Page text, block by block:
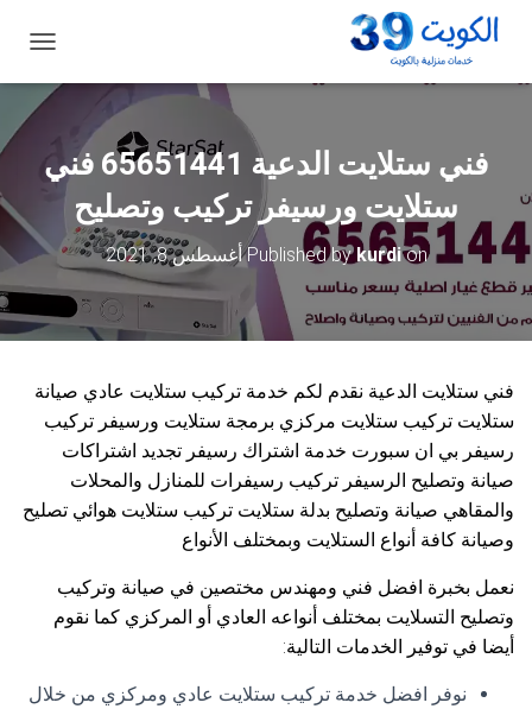
ب
د
ن
ق
ل
فني ستلايت الدعية 65651441 فني
ستلايت ورسيفر تركيب وتصليح
Published bykurdion أغسطس 8, 2021
فني ستلايت الدعية نقدم لكم خدمة تركيب ستلايت عادي صيانة
ستلايت تركيب ستلايت مركزي برمجة ستلايت ورسيفر تركيب
رسيفر بي ان سبورت خدمة اشتراك رسيفر تجديد اشتراكات
صيانة وتصليح الرسيفر تركيب رسيفرات للمنازل والمحلات
والمقاهي صيانة وتصليح بدلة ستلايت تركيب ستلايت هوائي تصليح
وصيانة كافة أنواع الستلايت وبمختلف الأنواع
نعمل بخبرة افضل فني ومهندس مختصين في صيانة وتركيب
وتصليح التسلايت بمختلف أنواعه العادي أو المركزي كما نقوم
أيضا في توفير الخدمات التالية:
نوفر افضل خدمة تركيب ستلايت عادي ومركزي من خلال